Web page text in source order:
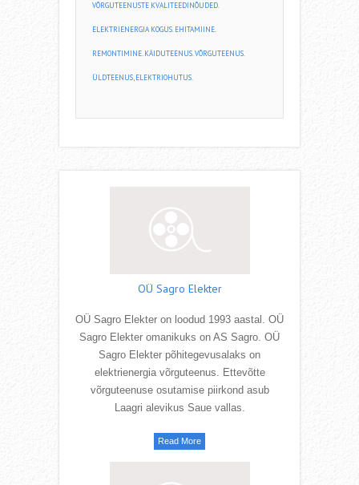
VÕRGUTEENUSTE KVALITEEDINÕUDED.
ELEKTRIENERGIA KOGUS. EHITAMIINE.
REMONTIMINE. KÄIDUTEENUS. VÕRGUTEENUS.
ÜLDTEENUS, ELEKTRIOHUTUS.
OÜ Sagro Elekter
OÜ Sagro Elekter on loodud 1993 aastal. OÜ
Sagro Elekter omanikuks on AS Sagro. OÜ
Sagro Elekter põhitegevusalaks on
elektrienergia võrguteenus. Ettevõtte
võrguteenuse osutamise piirkond asub
Laagri alevikus Saue vallas.
Read More